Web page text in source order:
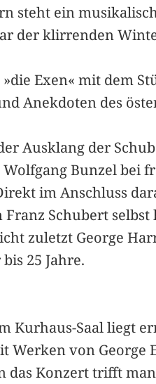
steht ein
der klirrenden
Exen« mit dem
Anekdoten des
Ausklang der
Bunzel
im Anschluss
Schubert
zuletzt George
25 Jahre.
Kurhaus-Saal liegt
von George
Konzert trifft